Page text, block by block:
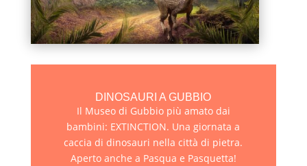
DINOSAURI A GUBBIO
Il Museo di Gubbio più amato dai
bambini: EXTINCTION. Una giornata a
caccia di dinosauri nella città di pietra.
Aperto anche a Pasqua e Pasquetta!